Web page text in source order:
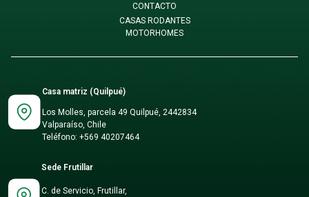
CONTACTO
CASAS RODANTES
MOTORHOMES
Casa matriz (Quilpué)
Los Molles, parcela 49 Quilpué, 2442834
Valparaíso, Chile
Teléfono: +569 40207464
Sede Frutillar
C. de Servicio, Frutillar,